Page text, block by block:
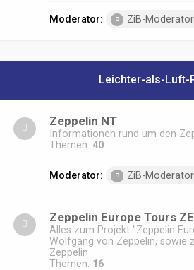
Moderator: ZiB-
Leichter-als-Luft-
Zeppelin NT
Informationen rund um den
Themen: 40
Moderator: ZiB-
Zeppelin Europe Tours
Alles zum Projekt "Zeppelin
Wolfgang von Zeppelin, sowie
Zeppelin
Themen: 16